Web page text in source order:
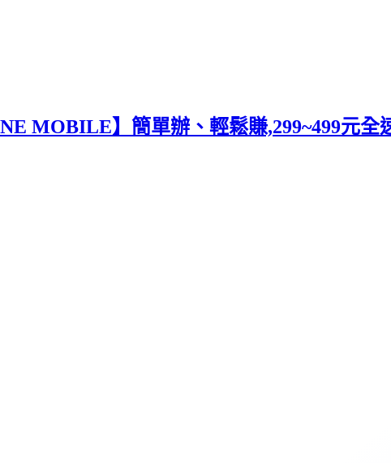
MOBILE】簡單辦、輕鬆賺,299~499元全